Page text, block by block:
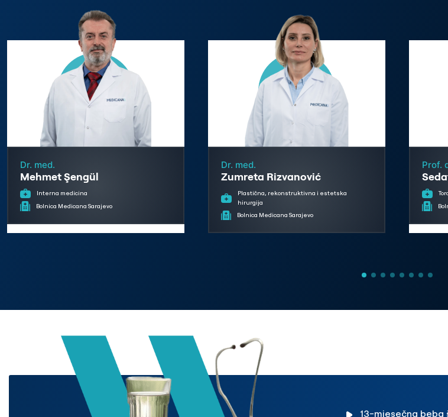
Dr. med.
Mehmet Şengül
Interna medicina
Bolnica Medicana Sarajevo
Dr. med.
Zumreta Rizvanović
Plastična, rekonstruktivna i estetska
hirurgija
Bolnica Medicana Sarajevo
Prof.
13-mjesečna